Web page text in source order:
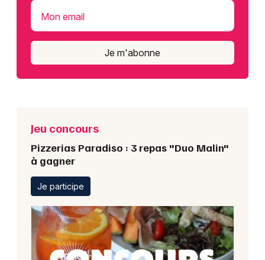
Mon email
Je m'abonne
Jeu concours
Pizzerias Paradiso : 3 repas "Duo Malin"
à gagner
Je participe